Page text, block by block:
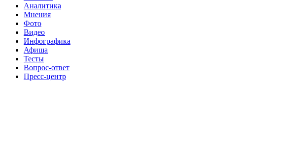
Аналитика
Мнения
Фото
Видео
Инфографика
Афиша
Тесты
Вопрос-ответ
Пресс-центр